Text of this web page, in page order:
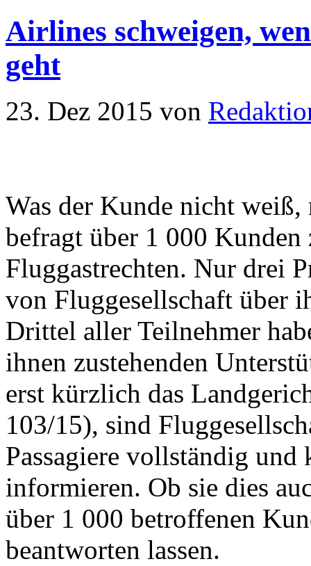
Airlines schweigen,
geht
23. Dez 2015 von
Was der Kunde nicht
befragt über 1 000
Fluggastrechten. Nur drei
von Fluggesellschaft über
Drittel aller Teilnehmer
ihnen zustehenden
erst kürzlich das
103/15), sind
Passagiere vollständig und
informieren. Ob sie dies
über 1 000 betroffenen
beantworten lassen.